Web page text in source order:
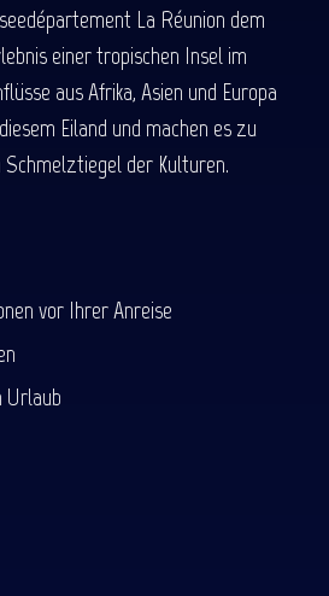
La Réunion dem
einer tropischen Insel im
aus Afrika, Asien und Europa
Eiland und machen es zu
Schmelztiegel der Kulturen.
vor Ihrer Anreise
Urlaub